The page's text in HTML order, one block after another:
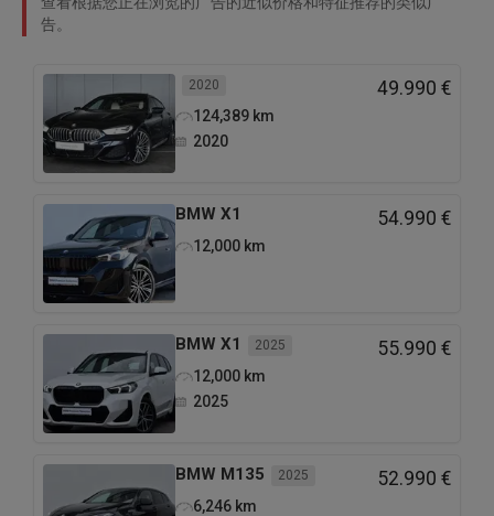
告。
2020 49.990 €
124,389 km
2020
BMW X1 54.990 €
12,000 km
BMW X1 2025 55.990 €
12,000 km
2025
BMW M135 2025 52.990 €
6,246 km